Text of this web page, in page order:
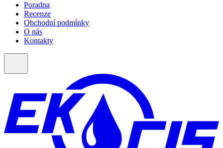
Poradna
Recenze
Obchodní podmínky
O nás
Kontakty